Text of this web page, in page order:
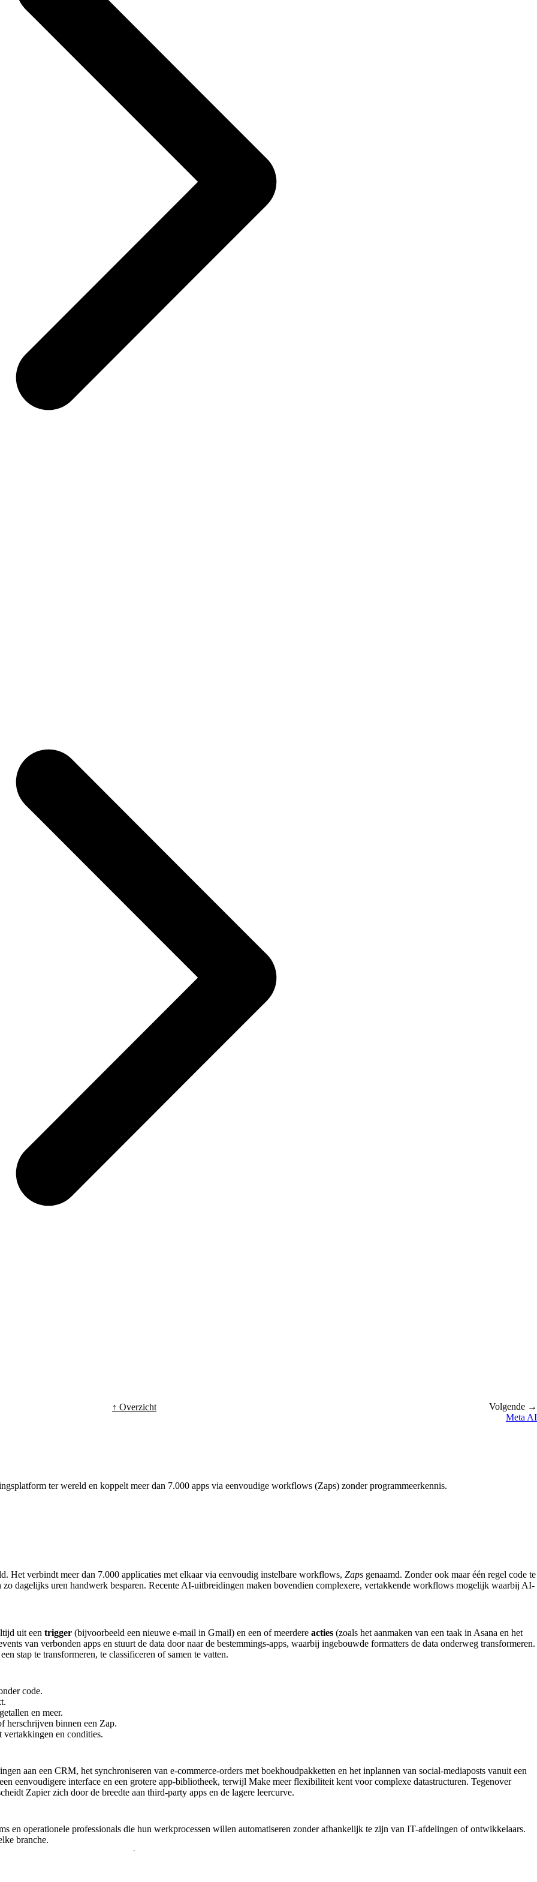
↑ Overzicht
Volgende →
Meta AI
ter wereld en koppelt meer dan 7.000 apps via eenvoudige workflows (Zaps) zonder programmeerkennis.
Het verbindt meer dan 7.000 applicaties met elkaar via eenvoudig instelbare workflows, Zaps genaamd. Zonder ook maar één regel code te
dagelijks uren handwerk besparen. Recente AI-uitbreidingen maken bovendien complexere, vertakkende workflows mogelijk waarbij AI-
uit een trigger (bijvoorbeeld een nieuwe e-mail in Gmail) en een of meerdere acties (zoals het aanmaken van een taak in Asana en het
van verbonden apps en stuurt de data door naar de bestemmings-apps, waarbij ingebouwde formatters de data onderweg transformeren.
stap te transformeren, te classificeren of samen te vatten.
code.
en meer.
herschrijven binnen een Zap.
en condities.
aan een CRM, het synchroniseren van e-commerce-orders met boekhoudpakketten en het inplannen van social-mediaposts vanuit een
eenvoudigere interface en een grotere app-bibliotheek, terwijl Make meer flexibiliteit kent voor complexe datastructuren. Tegenover
Zapier zich door de breedte aan third-party apps en de lagere leercurve.
en operationele professionals die hun werkprocessen willen automatiseren zonder afhankelijk te zijn van IT-afdelingen of ontwikkelaars.
branche.